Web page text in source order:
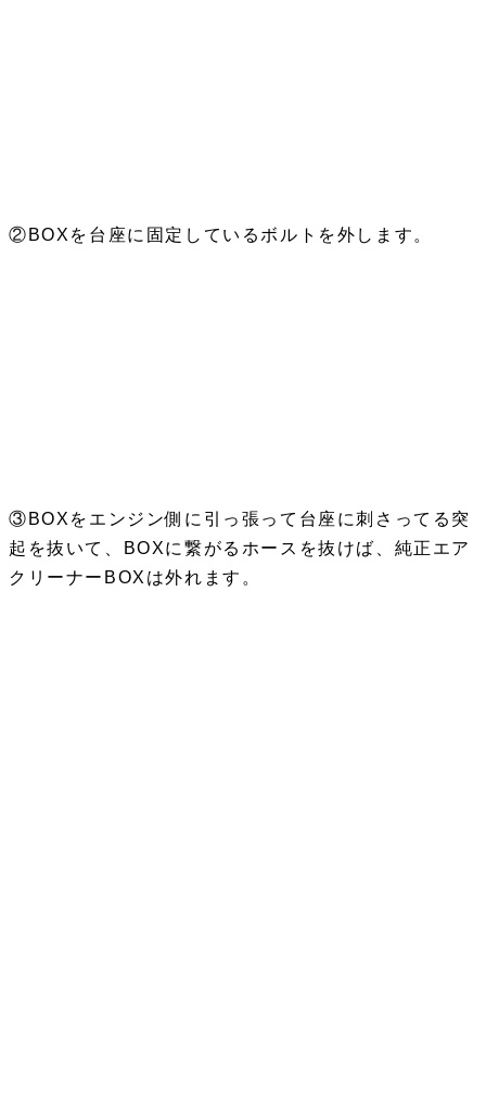
②BOXを台座に固定しているボルトを外します。
③BOXをエンジン側に引っ張って台座に刺さってる突
起を抜いて、BOXに繋がるホースを抜けば、純正エア
クリーナーBOXは外れます。